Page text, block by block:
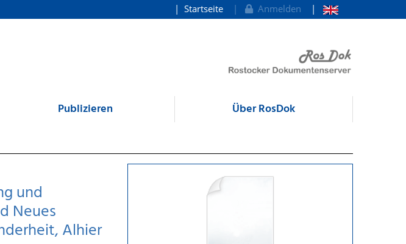
Startseite Anmelden
Publizieren Über RosDok
und
Neues
Alhier